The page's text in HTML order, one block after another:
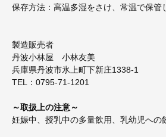
保存方法：高温多湿をさけ、常温で保管
製造販売者
丹波小林屋 小林友美
兵庫県丹波市氷上町下新庄1338-1
TEL：0795-71-1201
～取扱上の注意～
妊娠中、授乳中の多量飲用、乳幼児への